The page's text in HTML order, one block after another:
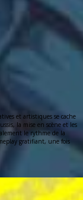
et artistiques se cache
la mise en scène et les
le rythme de la
gratifiant, une fois